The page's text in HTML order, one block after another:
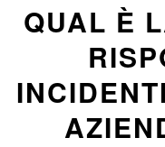
QUAL È